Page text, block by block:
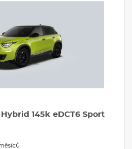
145k eDCT6 Sport